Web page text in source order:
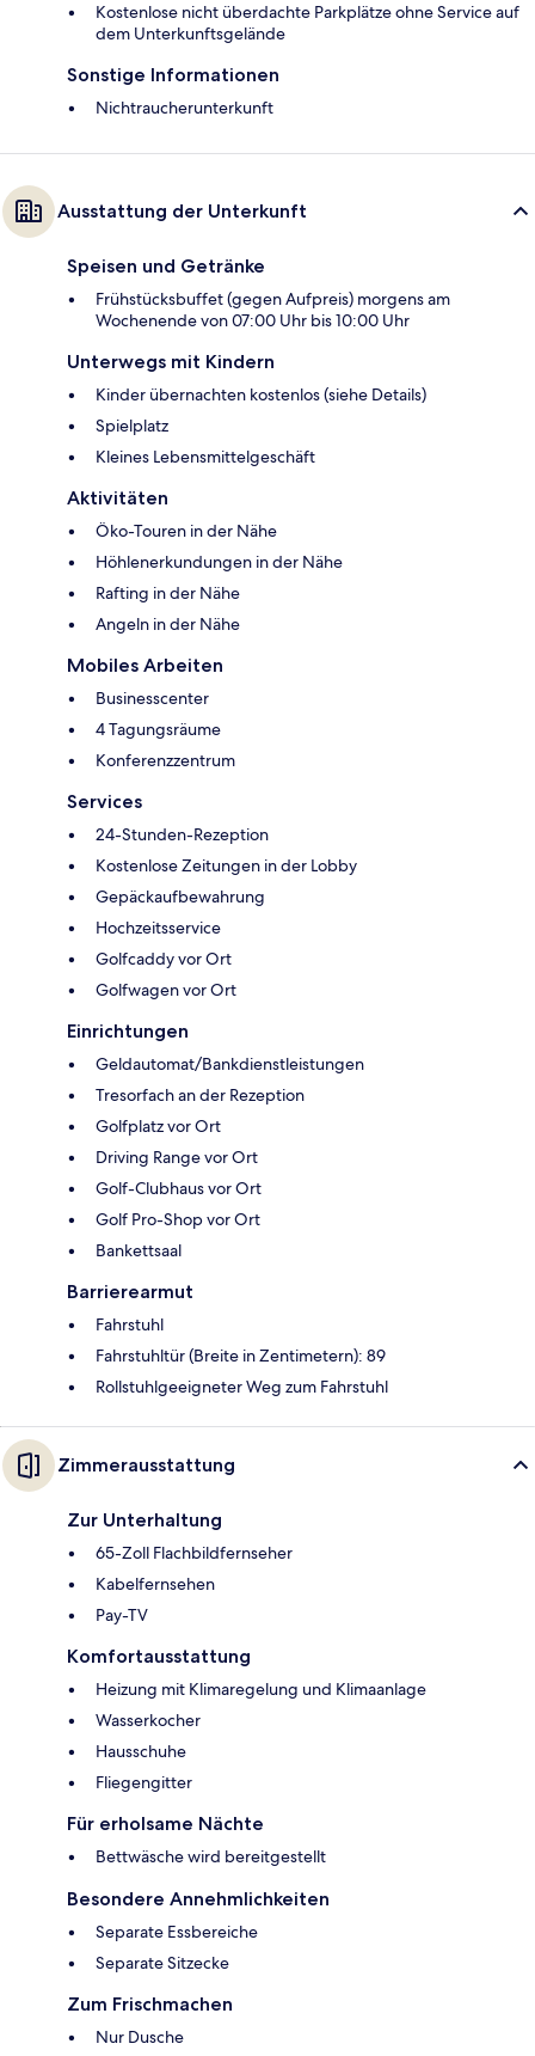
Kostenlose nicht überdachte Parkplätze ohne Service auf
dem Unterkunftsgelände
Sonstige Informationen
Nichtraucherunterkunft
Ausstattung der Unterkunft
Speisen und Getränke
Frühstücksbuffet (gegen Aufpreis) morgens am
Wochenende von 07:00 Uhr bis 10:00 Uhr
Unterwegs mit Kindern
Kinder übernachten kostenlos (siehe Details)
Spielplatz
Kleines Lebensmittelgeschäft
Aktivitäten
Öko-Touren in der Nähe
Höhlenerkundungen in der Nähe
Rafting in der Nähe
Angeln in der Nähe
Mobiles Arbeiten
Businesscenter
4 Tagungsräume
Konferenzzentrum
Services
24-Stunden-Rezeption
Kostenlose Zeitungen in der Lobby
Gepäckaufbewahrung
Hochzeitsservice
Golfcaddy vor Ort
Golfwagen vor Ort
Einrichtungen
Geldautomat/Bankdienstleistungen
Tresorfach an der Rezeption
Golfplatz vor Ort
Driving Range vor Ort
Golf-Clubhaus vor Ort
Golf Pro-Shop vor Ort
Bankettsaal
Barrierearmut
Fahrstuhl
Fahrstuhltür (Breite in Zentimetern): 89
Rollstuhlgeeigneter Weg zum Fahrstuhl
Zimmerausstattung
Zur Unterhaltung
65-Zoll Flachbildfernseher
Kabelfernsehen
Pay-TV
Komfortausstattung
Heizung mit Klimaregelung und Klimaanlage
Wasserkocher
Hausschuhe
Fliegengitter
Für erholsame Nächte
Bettwäsche wird bereitgestellt
Besondere Annehmlichkeiten
Separate Essbereiche
Separate Sitzecke
Zum Frischmachen
Nur Dusche